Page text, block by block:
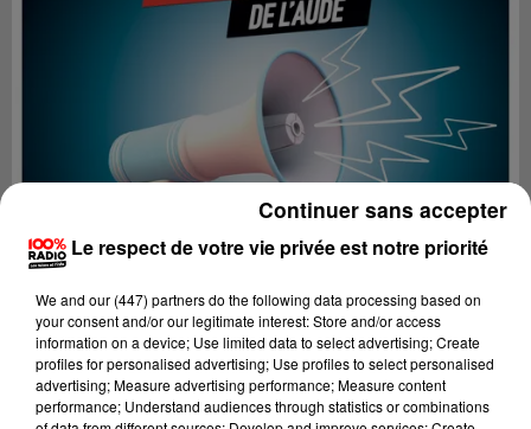
Le respect de votre vie privée est notre priorité
We and our (447) partnersdo the following data processing based on
your consent and/or our legitimate interest: Store and/or access
information on a device; Use limited data to select advertising; Create
profiles for personalised advertising; Use profiles to select personalised
advertising; Measure advertising performance; Measure content
performance; Understand audiences through statistics or combinations
Continuer sans accepter